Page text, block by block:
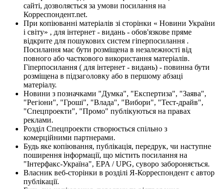
сайті, дозволяється за умови посилання на
Корреспондент.net.
При копіюванні матеріалів зі сторінки « Новини України
і світу» , для інтернет - видань - обов'язкове пряме
відкрите для пошукових систем гіперпосилання .
Посилання має бути розміщена в незалежності від
повного або часткового використання матеріалів.
Гіперпосилання ( для інтернет - видань) - повинна бути
розміщена в підзаголовку або в першому абзаці
матеріалу.
Новини з позначками "Думка", "Експертиза", "Заява",
"Регіони", "Гроші", "Влада", "Вибори", "Тест-драйв",
"Спецпроекти", "Промо" публікуються на правах
реклами.
Розділ Спецпроекти створюється спільно з
комерційними партнерами.
Будь яке копіювання, публікація, передрук, чи наступне
поширення інформації, що містить посилання на
"Інтерфакс-Україна", EPA / UPG, суворо забороняється.
Власник веб-сторінки в розділі Я-Корреспондент є автор
публікації.